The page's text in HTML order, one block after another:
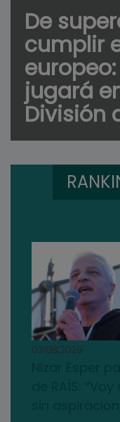
De
cumplir
jugará
División
03/08/2026